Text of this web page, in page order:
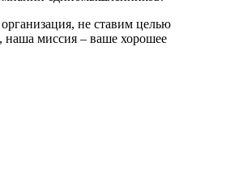
не ставим целью
наша миссия – ваше хорошее